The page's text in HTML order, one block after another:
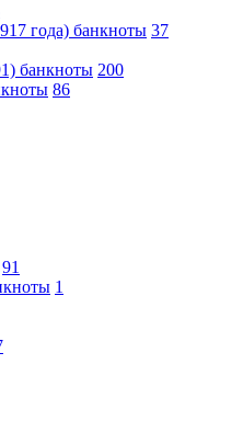
года) банкноты 37
банкноты 200
86
91
1